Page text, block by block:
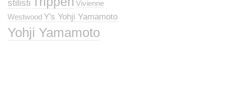
stilisti
Vivienne
Westwood Y's Yohji Yamamoto
Yohji Yamamoto